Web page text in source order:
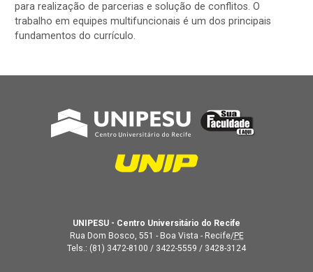
para realização de parcerias e solução de conflitos. O
trabalho em equipes multifuncionais é um dos principais
fundamentos do currículo.
UNIPESU - Centro Universitário do Recife
Rua Dom Bosco, 551 - Boa Vista - Recife/PE
Tels.: (81) 3472-8100 / 3422-5559 / 3428-3124